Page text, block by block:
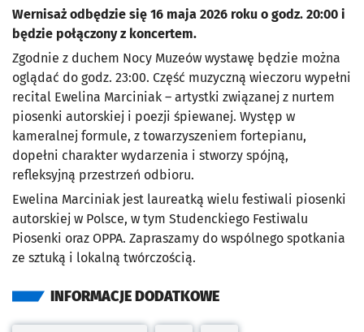
Wernisaż odbędzie się 16 maja 2026 roku o godz. 20:00 i
będzie połączony z koncertem.
Zgodnie z duchem Nocy Muzeów wystawę będzie można
oglądać do godz. 23:00. Część muzyczną wieczoru wypełni
recital Ewelina Marciniak – artystki związanej z nurtem
piosenki autorskiej i poezji śpiewanej. Występ w
kameralnej formule, z towarzyszeniem fortepianu,
dopełni charakter wydarzenia i stworzy spójną,
refleksyjną przestrzeń odbioru.
Ewelina Marciniak jest laureatką wielu festiwali piosenki
autorskiej w Polsce, w tym Studenckiego Festiwalu
Piosenki oraz OPPA. Zapraszamy do wspólnego spotkania
ze sztuką i lokalną twórczością.
INFORMACJE DODATKOWE